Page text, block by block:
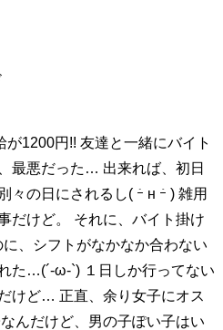
1200円!! 友達と一緒にバイト
最悪だった… 出来れば、初日
々の日にされるし( ｰ̀ н ｰ́ ) 雑用
だけど。 それに、バイト掛け
、シフトがなかなか合わない
た…(´-ω-`) １日しか行ってない
けど… 正直、余り女子にオス
んだけど、男の子ぽい子はい